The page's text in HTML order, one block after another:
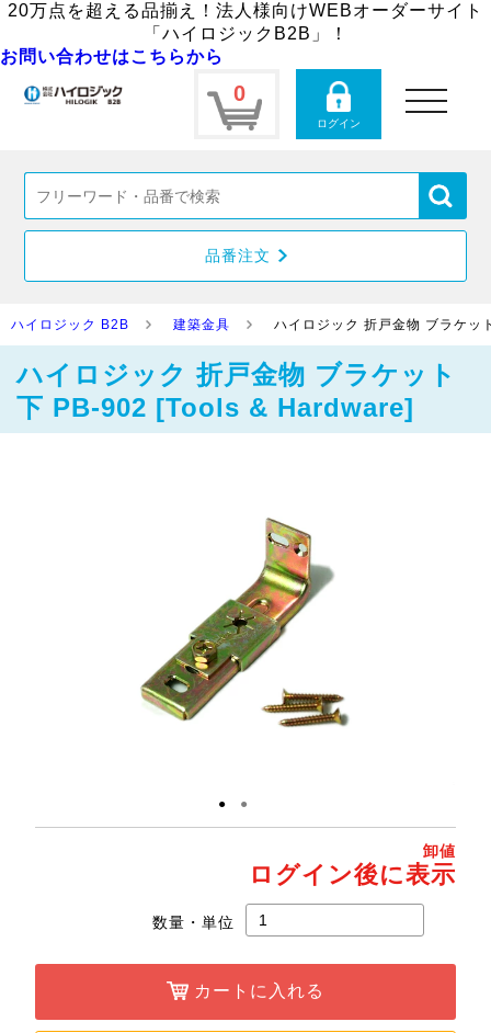
20万点を超える品揃え！法人様向けWEBオーダーサイト
「ハイロジックB2B」！
お問い合わせはこちらから
0
ログイン
toggle
navigation
品番注文
ハイロジック B2B 建築金具 ハイロジック 折戸金物 ブラケ
ハイロジック 折戸金物 ブラケット
下 PB-902 [Tools & Hardware]
● ●
卸値
ログイン後に表示
数量・単位
カートに入れる